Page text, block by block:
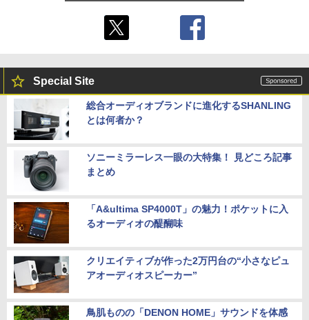
Special Site
総合オーディオブランドに進化するSHANLING
とは何者か？
ソニーミラーレス一眼の大特集！ 見どころ記事
まとめ
「A&ultima SP4000T」の魅力！ポケットに入
るオーディオの醍醐味
クリエイティブが作った2万円台の“小さなピュ
アオーディオスピーカー”
鳥肌ものの「DENON HOME」サウンドを体感